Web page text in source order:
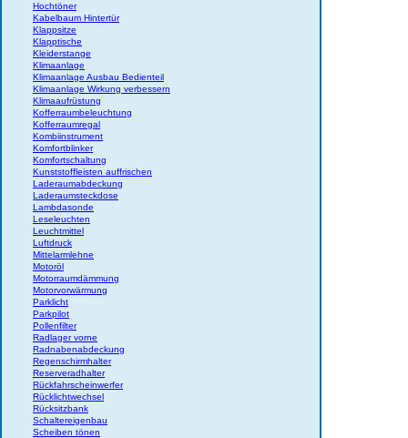
Hochtöner
Kabelbaum Hintertür
Klappsitze
Klapptische
Kleiderstange
Klimaanlage
Klimaanlage Ausbau Bedienteil
Klimaanlage Wirkung verbessern
Klimaaufrüstung
Kofferraumbeleuchtung
Kofferraumregal
Kombiinstrument
Komfortblinker
Komfortschaltung
Kunststoffleisten auffrischen
Laderaumabdeckung
Laderaumsteckdose
Lambdasonde
Leseleuchten
Leuchtmittel
Luftdruck
Mittelarmlehne
Motoröl
Motorraumdämmung
Motorvorwärmung
Parklicht
Parkpilot
Pollenfilter
Radlager vorne
Radnabenabdeckung
Regenschirmhalter
Reserveradhalter
Rückfahrscheinwerfer
Rücklichtwechsel
Rücksitzbank
Schaltereigenbau
Scheiben tönen